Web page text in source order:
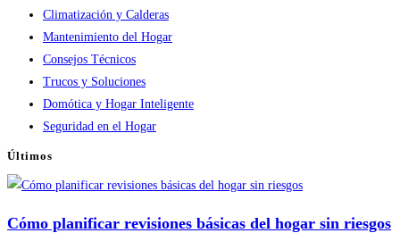
Climatización y Calderas
Mantenimiento del Hogar
Consejos Técnicos
Trucos y Soluciones
Domótica y Hogar Inteligente
Seguridad en el Hogar
Últimos
Cómo planificar revisiones básicas del hogar sin riesgos